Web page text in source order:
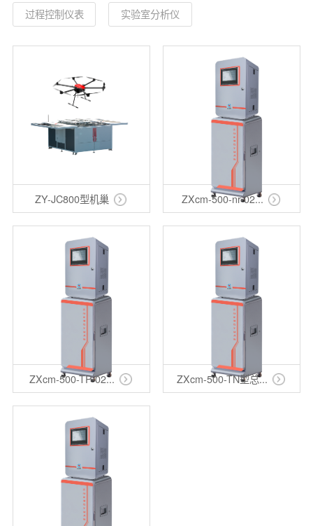
过程控制仪表 实验室分析仪
ZY-JC800型机巢 ZXcm-500-nr-02...
ZXcm-500-TP-02... ZXcm-500-TN型总...